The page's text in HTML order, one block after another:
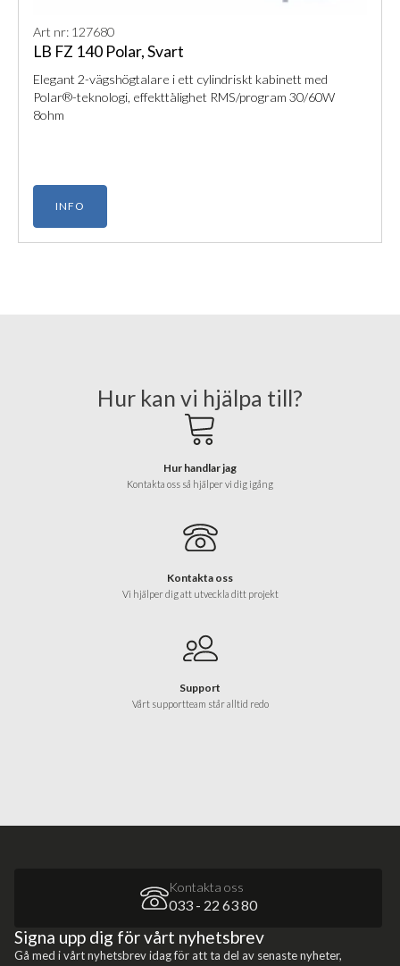
Art nr: 127680
LB FZ 140 Polar, Svart
Elegant 2-vägshögtalare i ett cylindriskt kabinett med
Polar®-teknologi, effekttålighet RMS/program 30/60W
8ohm
INFO
Hur kan vi hjälpa till?
Hur handlar jag
Kontakta oss så hjälper vi dig igång
Kontakta oss
Vi hjälper dig att utveckla ditt projekt
Support
Vårt supportteam står alltid redo
Kontakta oss
033 - 22 63 80
Signa upp dig för vårt nyhetsbrev
Gå med i vårt nyhetsbrev idag för att ta del av senaste nyheter,